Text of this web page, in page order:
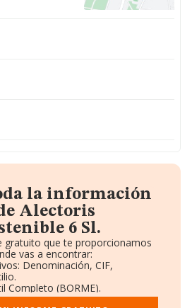
la información
Alectoris
6 Sl.
gratuito que te proporcionamos
vas a encontrar:
Denominación, CIF,
Completo (BORME).
Ventas y Empleados.